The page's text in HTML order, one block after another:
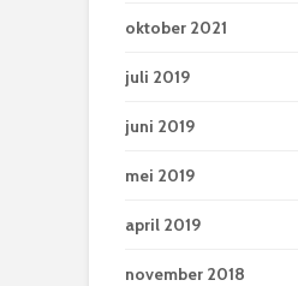
oktober 2021
juli 2019
juni 2019
mei 2019
april 2019
november 2018